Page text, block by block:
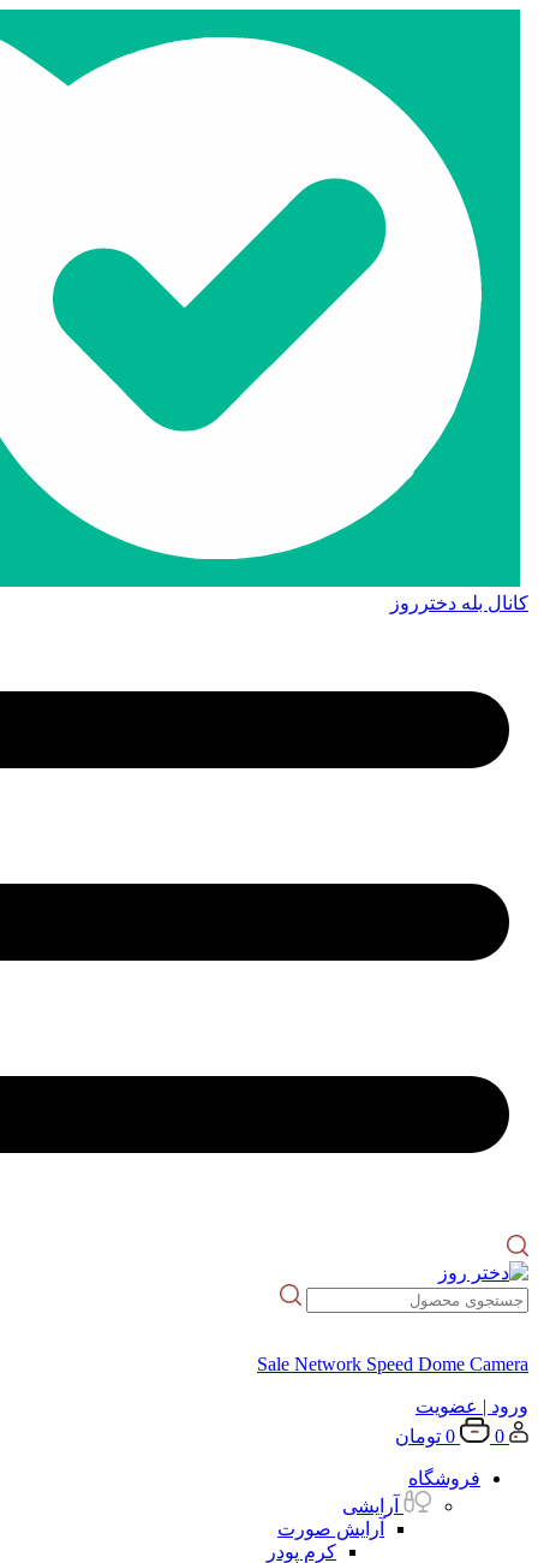
کانال بله دخترروز
Sale Network Speed Dome Camera
ورود | عضویت
0
0 تومان
فروشگاه
آرایشی
آرایش صورت
کرم پودر